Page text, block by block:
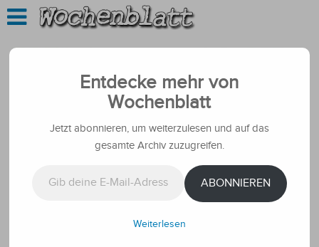
Entdecke mehr von
Wochenblatt
Jetzt abonnieren, um weiterzulesen und auf das
gesamte Archiv zuzugreifen.
ABONNIEREN
Weiterlesen